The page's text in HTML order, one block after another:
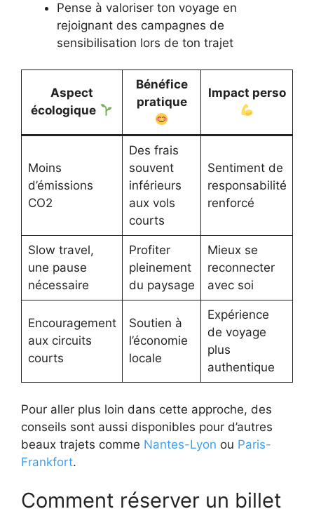
Pense à valoriser ton voyage en
rejoignant des campagnes de
sensibilisation lors de ton trajet
Aspect
écologique
Bénéfice
pratique
Impact perso
Moins
d’émissions
CO2
Des frais
souvent
inférieurs
aux vols
courts
Sentiment de
responsabilité
renforcé
Slow travel,
une pause
nécessaire
Profiter
pleinement
du paysage
Mieux se
reconnecter
avec soi
Encouragement
aux circuits
courts
Soutien à
l’économie
locale
Expérience
de voyage
plus
authentique
Pour aller plus loin dans cette approche, des
conseils sont aussi disponibles pour d’autres
beaux trajets comme Nantes-Lyon ou Paris-
Frankfort.
Comment réserver un billet